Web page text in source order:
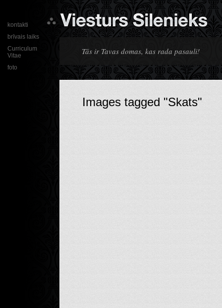
Tās ir Tavas domas, kas rada pasauli!
kontakti
brīvais laiks
Curriculum
Vitae
foto
Images tagged "Skats"